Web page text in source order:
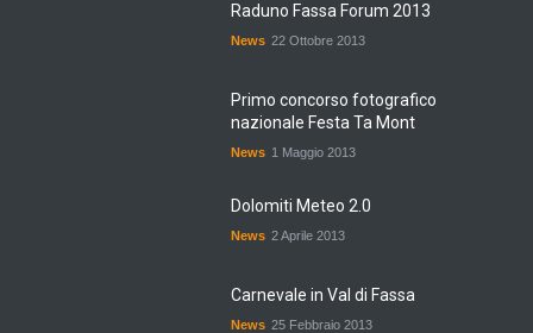
Raduno Fassa Forum 2013
News 22 Ottobre 2013
Primo concorso fotografico
nazionale Festa Ta Mont
News 1 Maggio 2013
Dolomiti Meteo 2.0
News 2 Aprile 2013
Carnevale in Val di Fassa
News 25 Febbraio 2013